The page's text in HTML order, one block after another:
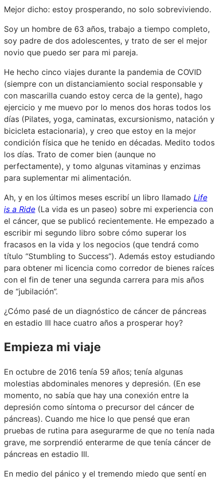
Mejor dicho: estoy prosperando, no solo sobreviviendo.
Soy un hombre de 63 años, trabajo a tiempo completo,
soy padre de dos adolescentes, y trato de ser el mejor
novio que puedo ser para mi pareja.
He hecho cinco viajes durante la pandemia de COVID
(siempre con un distanciamiento social responsable y
con mascarilla cuando estoy cerca de la gente), hago
ejercicio y me muevo por lo menos dos horas todos los
días (Pilates, yoga, caminatas, excursionismo, natación y
bicicleta estacionaria), y creo que estoy en la mejor
condición física que he tenido en décadas. Medito todos
los días. Trato de comer bien (aunque no
perfectamente), y tomo algunas vitaminas y enzimas
para suplementar mi alimentación.
Ah, y en los últimos meses escribí un libro llamado Life
is a Ride (La vida es un paseo) sobre mi experiencia con
el cáncer, que se publicó recientemente. He empezado a
escribir mi segundo libro sobre cómo superar los
fracasos en la vida y los negocios (que tendrá como
título “Stumbling to Success”). Además estoy estudiando
para obtener mi licencia como corredor de bienes raíces
con el fin de tener una segunda carrera para mis años
de “jubilación”.
¿Cómo pasé de un diagnóstico de cáncer de páncreas
en estadio III hace cuatro años a prosperar hoy?
Empieza mi viaje
En octubre de 2016 tenía 59 años; tenía algunas
molestias abdominales menores y depresión. (En ese
momento, no sabía que hay una conexión entre la
depresión como síntoma o precursor del cáncer de
páncreas). Cuando me hice lo que pensé que eran
pruebas de rutina para asegurarme de que no tenía nada
grave, me sorprendió enterarme de que tenía cáncer de
páncreas en estadio III.
En medio del pánico y el tremendo miedo que sentí en